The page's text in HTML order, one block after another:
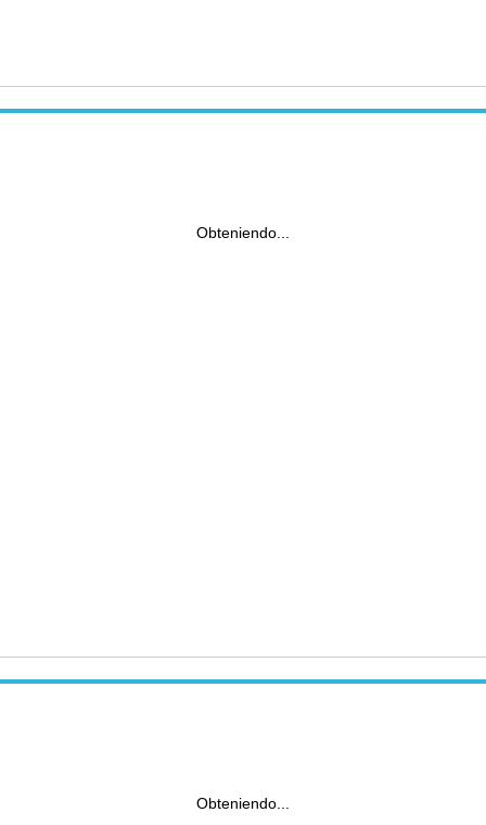
Obteniendo...
Obteniendo...